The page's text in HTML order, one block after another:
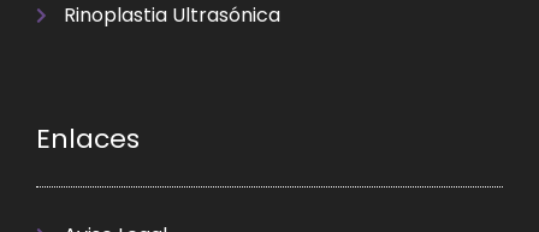
Rinoplastia Ultrasónica
Enlaces